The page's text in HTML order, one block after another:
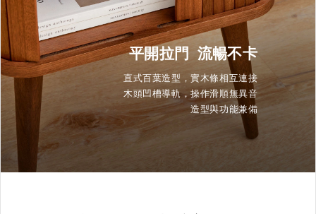
平開拉門 流暢不卡
直式百葉造型，實木條相互連接
木頭凹槽導軌，操作滑順無異音
造型與功能兼備